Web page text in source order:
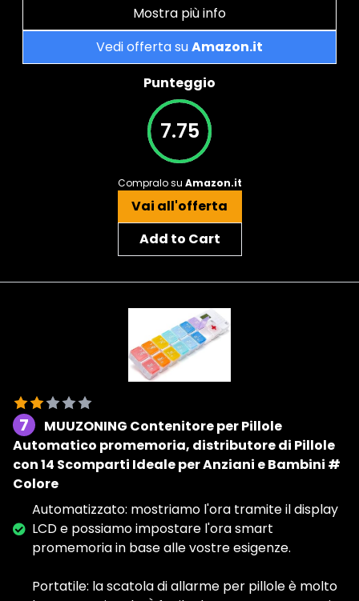
Mostra più info
Vedi offerta suAmazon.it
Punteggio
7.75
Compralo su Amazon.it
Vai all'offerta
Add to Cart
7
MUUZONING Contenitore per Pillole
Automatico promemoria, distributore di Pillole
con 14 Scomparti Ideale per Anziani e Bambini #
Colore
Automatizzato: mostriamo l'ora tramite il display
LCD e possiamo impostare l'ora smart
promemoria in base alle vostre esigenze.
Portatile: la scatola di allarme per pillole è molto